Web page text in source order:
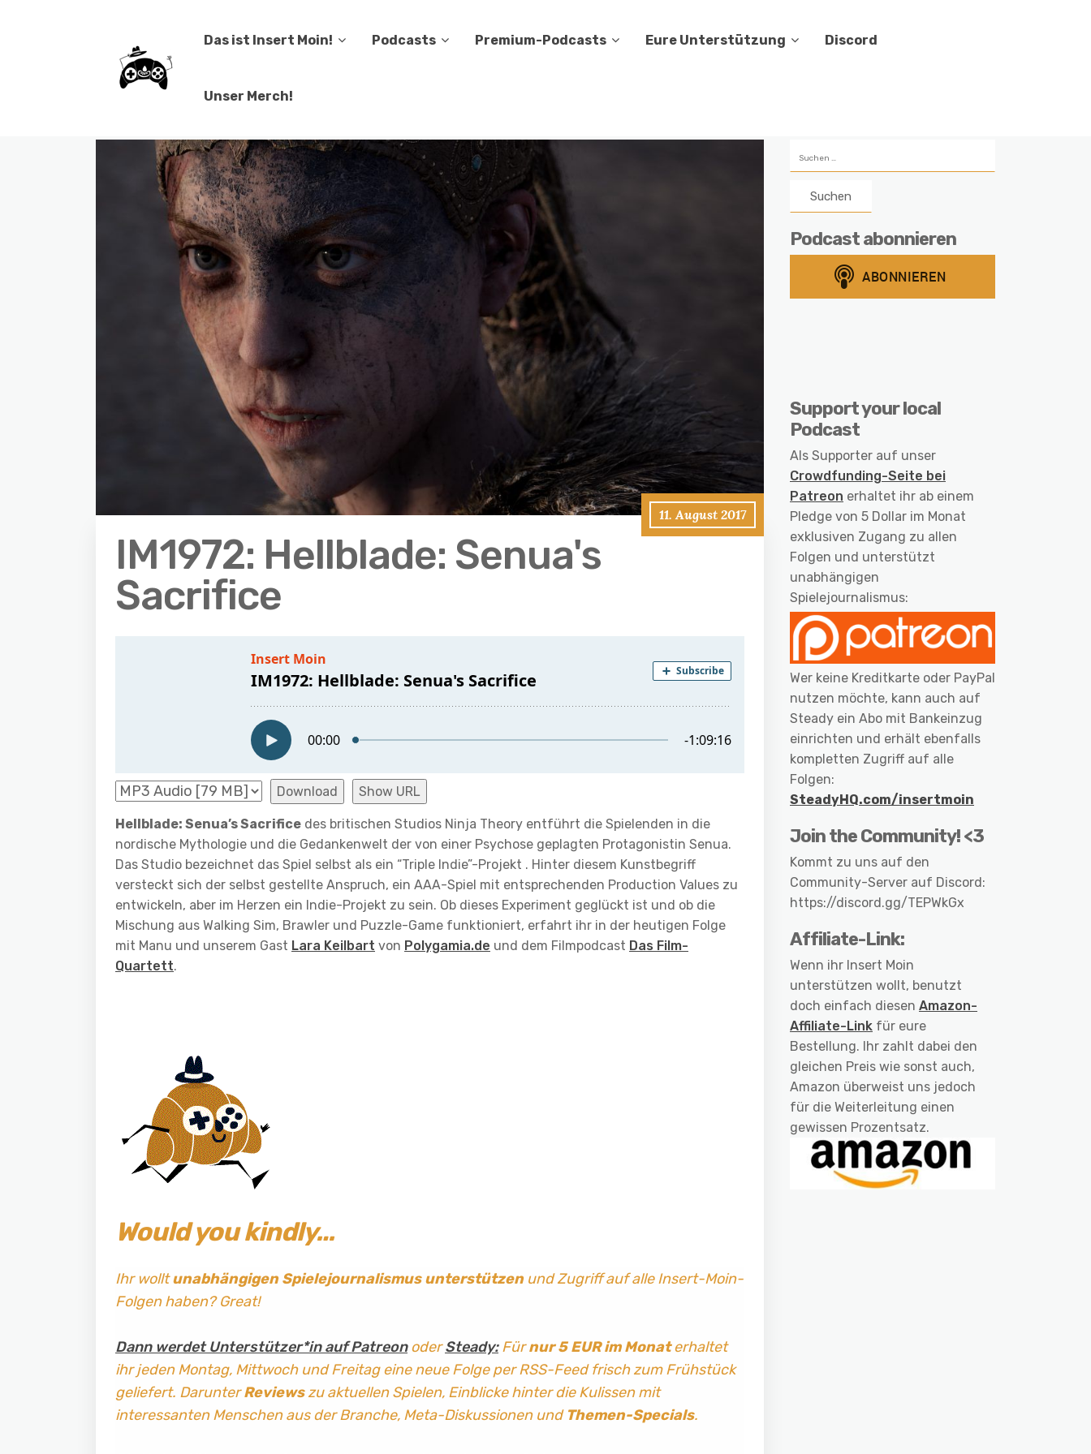
Das ist Insert Moin! Podcasts Premium-Podcasts Eure Unterstützung Discord
Unser Merch!
11. August 2017
IM1972: Hellblade: Senua's
Sacrifice
Download Show URL
Hellblade: Senua’s Sacrifice des britischen Studios Ninja Theory entführt die Spielenden in die
nordische Mythologie und die Gedankenwelt der von einer Psychose geplagten Protagonistin Senua.
Das Studio bezeichnet das Spiel selbst als ein “Triple Indie”-Projekt . Hinter diesem Kunstbegriff
versteckt sich der selbst gestellte Anspruch, ein AAA-Spiel mit entsprechenden Production Values zu
entwickeln, aber im Herzen ein Indie-Projekt zu sein. Ob dieses Experiment geglückt ist und ob die
Mischung aus Walking Sim, Brawler und Puzzle-Game funktioniert, erfahrt ihr in der heutigen Folge
mit Manu und unserem Gast Lara Keilbart von Polygamia.de und dem Filmpodcast Das Film-
Quartett.
Would you kindly…
Ihr wolltunabhängigen Spielejournalismus unterstützenund Zugriff auf alle Insert-Moin-
Folgen haben? Great!
Dann werdet Unterstützer*in auf PatreonoderSteady:Fürnur 5 EUR im Monaterhaltet
ihr jeden Montag, Mittwoch und Freitag eine neue Folge per RSS-Feed frisch zum Frühstück
geliefert. DarunterReviewszu aktuellen Spielen, Einblicke hinter die Kulissen mit
interessanten Menschen aus der Branche, Meta-Diskussionen und Themen-Specials.
nach:
Podcast abonnieren
Support your local
Podcast
Als Supporter auf unser
Crowdfunding-Seite bei
Patreon erhaltet ihr ab einem
Pledge von 5 Dollar im Monat
exklusiven Zugang zu allen
Folgen und unterstützt
unabhängigen
Spielejournalismus:
Wer keine Kreditkarte oder PayPal
nutzen möchte, kann auch auf
Steady ein Abo mit Bankeinzug
einrichten und erhält ebenfalls
kompletten Zugriff auf alle
Folgen:
SteadyHQ.com/insertmoin
Join the Community! <3
Kommt zu uns auf den
Community-Server auf Discord:
https://discord.gg/TEPWkGx
Affiliate-Link:
Wenn ihr Insert Moin
unterstützen wollt, benutzt
doch einfach diesen Amazon-
Affiliate-Link für eure
Bestellung. Ihr zahlt dabei den
gleichen Preis wie sonst auch,
Amazon überweist uns jedoch
für die Weiterleitung einen
gewissen Prozentsatz.